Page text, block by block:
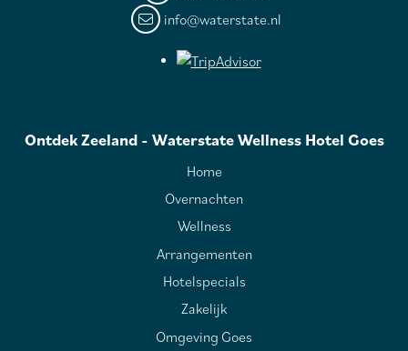
info@waterstate.nl
Ontdek Zeeland - Waterstate Wellness Hotel Goes
Home
Overnachten
Wellness
Arrangementen
Hotelspecials
Zakelijk
Omgeving Goes